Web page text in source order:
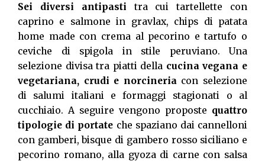
Sei diversi antipasti tra cui tartellette con
caprino e salmone in gravlax, chips di patata
home made con crema al pecorino e tartufo o
ceviche di spigola in stile peruviano. Una
selezione divisa tra piatti della cucina vegana e
vegetariana, crudi e norcineriacon selezione
di salumi italiani e formaggi stagionati o al
cucchiaio. A seguire vengono proposte quattro
tipologie di portate che spaziano dai cannelloni
con gamberi, bisque di gambero rosso siciliano e
pecorino romano, alla gyoza di carne con salsa